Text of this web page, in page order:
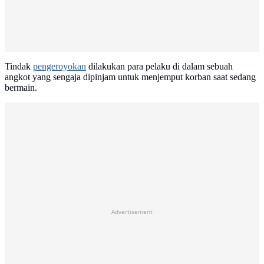
Tindak pengeroyokan dilakukan para pelaku di dalam sebuah
angkot yang sengaja dipinjam untuk menjemput korban saat sedang
bermain.
Advertisement